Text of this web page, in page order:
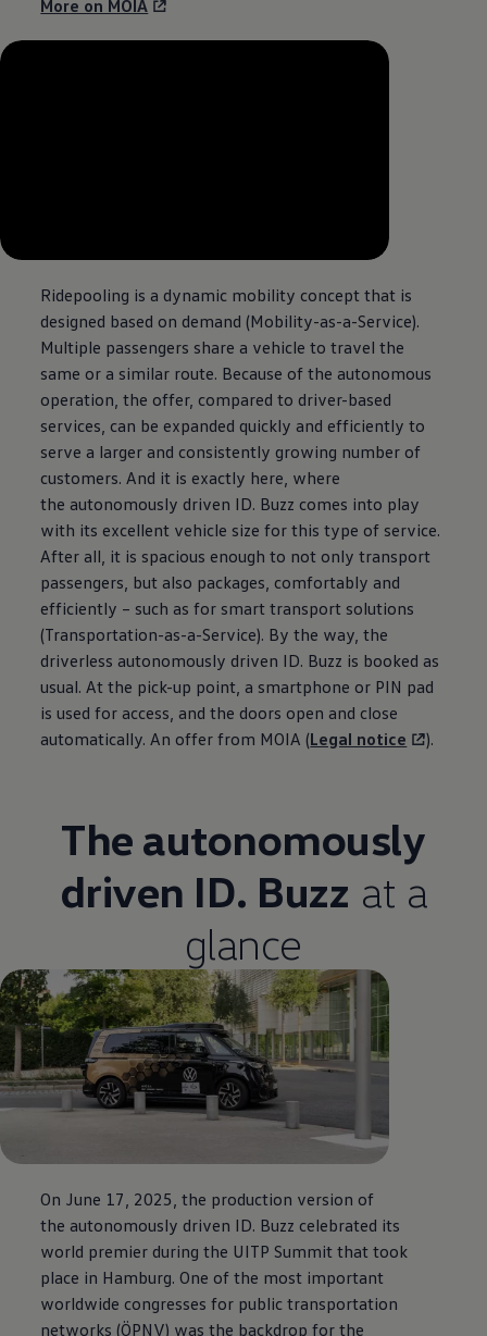
More on MOIA
Verbleibende Zeit, --:--
Ridepooling is a dynamic mobility concept that is
designed based on demand (Mobility-as-a-Service).
Multiple passengers share a vehicle to travel the
same or a similar route. Because of the autonomous
operation, the offer, compared to driver-based
services, can be expanded quickly and efficiently to
serve a larger and consistently growing number of
customers. And it is exactly here, where
the autonomously driven ID. Buzz comes into play
with its excellent vehicle size for this type of service.
After all, it is spacious enough to not only transport
passengers, but also packages, comfortably and
efficiently – such as for smart transport solutions
(Transportation-as-a-Service). By the way, the
driverless autonomously driven ID. Buzz is booked as
usual. At the pick-up point, a smartphone or PIN pad
is used for access, and the doors open and close
automatically. An offer from MOIA (Legal notice ).
The autonomously
driven ID. Buzz at a
glance
On June 17, 2025, the production version of
the autonomously driven ID. Buzz celebrated its
world premier during the UITP Summit that took
place in Hamburg. One of the most important
worldwide congresses for public transportation
networks (ÖPNV) was the backdrop for the